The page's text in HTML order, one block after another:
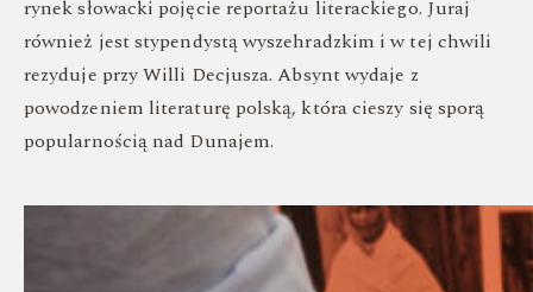
rynek słowacki pojęcie reportażu literackiego. Juraj
również jest stypendystą wyszehradzkim i w tej chwili
rezyduje przy Willi Decjusza. Absynt wydaje z
powodzeniem literaturę polską, która cieszy się sporą
popularnością nad Dunajem.